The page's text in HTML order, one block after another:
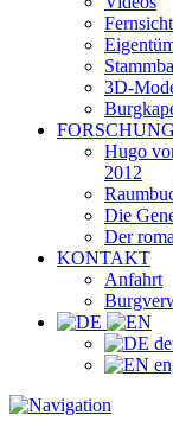
Fernsicht
3D-
FORSCHUNG
Hugo
2012
Die
Der
KONTAKT
Anfahrt